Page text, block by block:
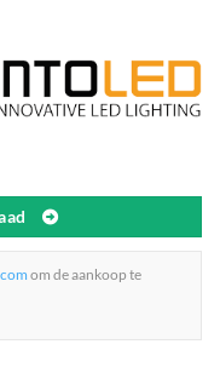
om de aankoop te